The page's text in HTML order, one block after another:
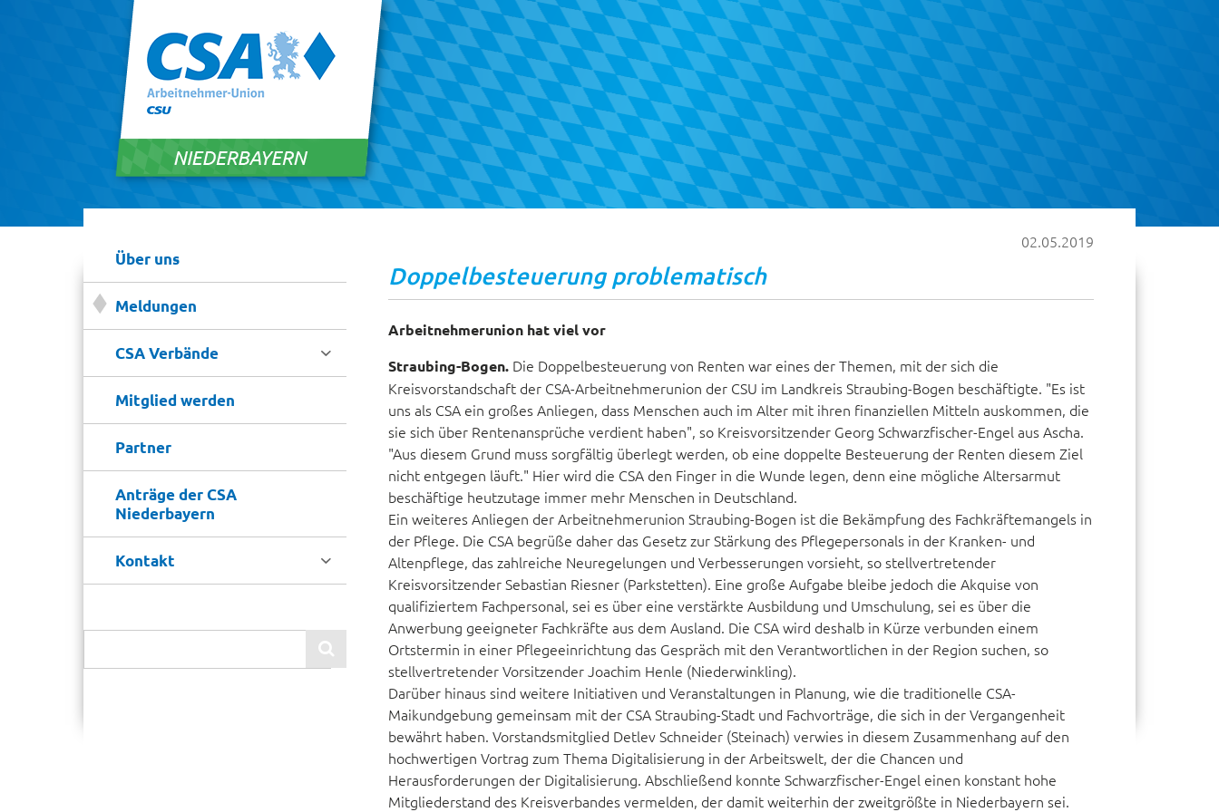
Über uns
Meldungen
CSA Verbände 
Mitglied werden
Partner
Anträge der CSA
Niederbayern
Kontakt 

02.05.2019
Doppelbesteuerung problematisch
Arbeitnehmerunion hat viel vor
Straubing-Bogen. Die Doppelbesteuerung von Renten war eines der Themen, mit der sich die
Kreisvorstandschaft der CSA-Arbeitnehmerunion der CSU im Landkreis Straubing-Bogen beschäftigte. "Es ist
uns als CSA ein großes Anliegen, dass Menschen auch im Alter mit ihren finanziellen Mitteln auskommen, die
sie sich über Rentenansprüche verdient haben", so Kreisvorsitzender Georg Schwarzfischer-Engel aus Ascha.
"Aus diesem Grund muss sorgfältig überlegt werden, ob eine doppelte Besteuerung der Renten diesem Ziel
nicht entgegen läuft." Hier wird die CSA den Finger in die Wunde legen, denn eine mögliche Altersarmut
beschäftige heutzutage immer mehr Menschen in Deutschland.
Ein weiteres Anliegen der Arbeitnehmerunion Straubing-Bogen ist die Bekämpfung des Fachkräftemangels in
der Pflege. Die CSA begrüße daher das Gesetz zur Stärkung des Pflegepersonals in der Kranken- und
Altenpflege, das zahlreiche Neuregelungen und Verbesserungen vorsieht, so stellvertretender
Kreisvorsitzender Sebastian Riesner (Parkstetten). Eine große Aufgabe bleibe jedoch die Akquise von
qualifiziertem Fachpersonal, sei es über eine verstärkte Ausbildung und Umschulung, sei es über die
Anwerbung geeigneter Fachkräfte aus dem Ausland. Die CSA wird deshalb in Kürze verbunden einem
Ortstermin in einer Pflegeeinrichtung das Gespräch mit den Verantwortlichen in der Region suchen, so
stellvertretender Vorsitzender Joachim Henle (Niederwinkling).
Darüber hinaus sind weitere Initiativen und Veranstaltungen in Planung, wie die traditionelle CSA-
Maikundgebung gemeinsam mit der CSA Straubing-Stadt und Fachvorträge, die sich in der Vergangenheit
bewährt haben. Vorstandsmitglied Detlev Schneider (Steinach) verwies in diesem Zusammenhang auf den
hochwertigen Vortrag zum Thema Digitalisierung in der Arbeitswelt, der die Chancen und
Herausforderungen der Digitalisierung. Abschließend konnte Schwarzfischer-Engel einen konstant hohe
Mitgliederstand des Kreisverbandes vermelden, der damit weiterhin der zweitgrößte in Niederbayern sei.